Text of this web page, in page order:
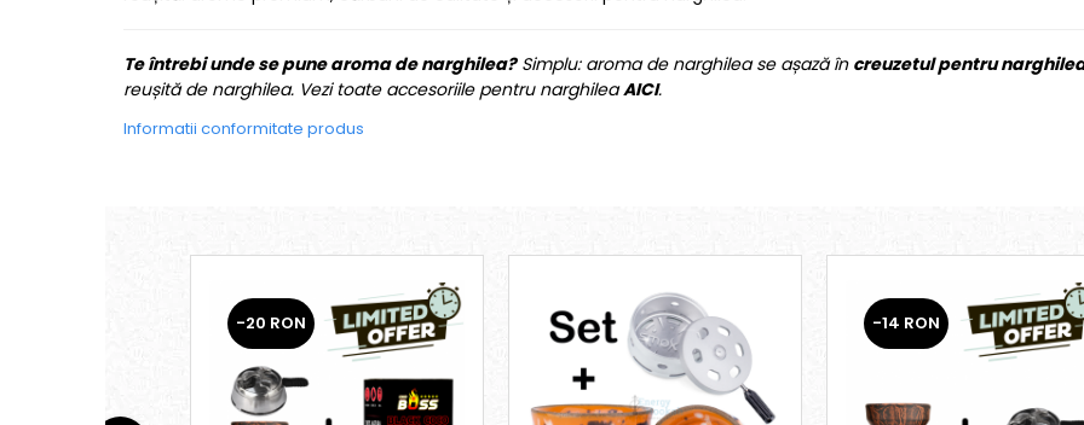
Te întrebi unde se pune aroma de narghilea?Simplu: aroma de narghilea se așază în creuzetul pentru
reușită de narghilea. Vezi toate accesoriile pentru narghileaAICI.
Informatii conformitate produs
-20 RON -14 RON